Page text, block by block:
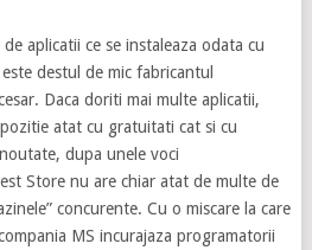
aplicatii ce se instaleaza odata cu
destul de mic fabricantul
Daca doriti mai multe aplicatii,
atat cu gratuitati cat si cu
dupa unele voci
Store nu are chiar atat de multe de
concurente. Cu o miscare la care
MS incurajaza programatorii